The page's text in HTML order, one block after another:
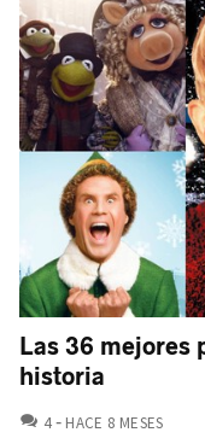
Las 36 mejores
historia
4 COMENTARIOS
HACE 8 MESES